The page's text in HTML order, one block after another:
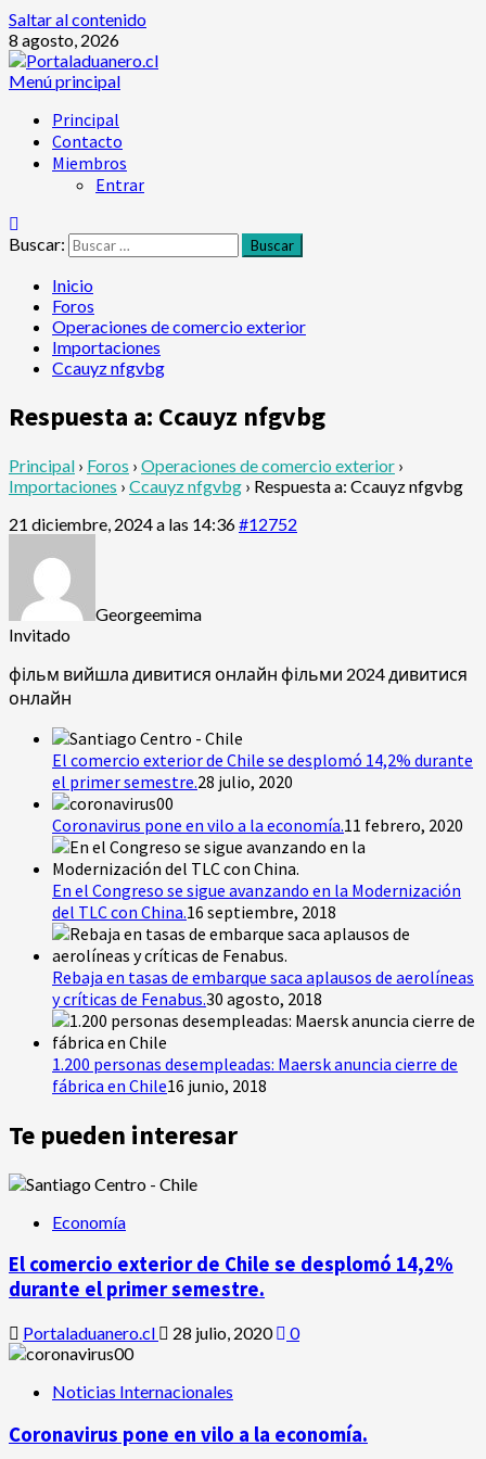
Saltar al contenido
8 agosto, 2026
Menú principal
Principal
Contacto
Miembros
Entrar
Buscar:
Inicio
Foros
Operaciones de comercio exterior
Importaciones
Ccauyz nfgvbg
Respuesta a: Ccauyz nfgvbg
Principal › Foros › Operaciones de comercio exterior ›
Importaciones › Ccauyz nfgvbg › Respuesta a: Ccauyz nfgvbg
21 diciembre, 2024 a las 14:36#12752
Georgeemima
Invitado
фільм вийшла дивитися онлайн фільми 2024 дивитися
онлайн
El comercio exterior de Chile se desplomó 14,2% durante
el primer semestre.28 julio, 2020
Coronavirus pone en vilo a la economía.11 febrero, 2020
En el Congreso se sigue avanzando en la Modernización
del TLC con China.16 septiembre, 2018
Rebaja en tasas de embarque saca aplausos de aerolíneas
y críticas de Fenabus.30 agosto, 2018
1.200 personas desempleadas: Maersk anuncia cierre de
fábrica en Chile16 junio, 2018
Te pueden interesar
Economía
El comercio exterior de Chile se desplomó 14,2%
durante el primer semestre.
Portaladuanero.cl 28 julio, 2020 0
Noticias Internacionales
Coronavirus pone en vilo a la economía.